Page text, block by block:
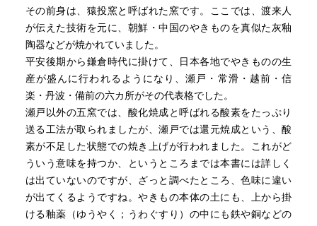
その前身は、猿投窯と呼ばれた窯です。ここでは、渡来人
が伝えた技術を元に、朝鮮・中国のやきものを真似た灰釉
陶器などが焼かれていました。
平安後期から鎌倉時代に掛けて、日本各地でやきものの生
産が盛んに行われるようになり、瀬戸・常滑・越前・信
楽・丹波・備前の六カ所がその代表格でした。
瀬戸以外の五窯では、酸化焼成と呼ばれる酸素をたっぷり
送る工法が取られましたが、瀬戸では還元焼成という、酸
素が不足した状態での焼き上げが行われました。これがど
ういう意味を持つか、というところまでは本書には詳しく
は出ていないのですが、ざっと調べたところ、色味に違い
が出てくるようですね。やきもの本体の土にも、上から掛
ける釉薬（ゆうやく；うわぐすり）の中にも鉄や銅などの